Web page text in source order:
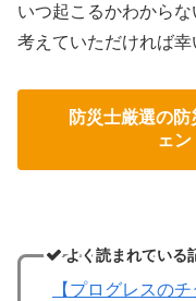
いつ起こるかわから
考えていただければ幸
防災士厳選の
ェン
よく読まれている
【プログレスの